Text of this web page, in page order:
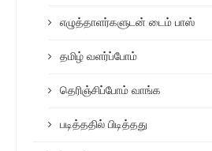
எழுத்தாளர்களுடன் டைம் பாஸ்
தமிழ் வளர்ப்போம்
தெரிஞ்சிப்போம் வாங்க
படித்ததில் பிடித்தது